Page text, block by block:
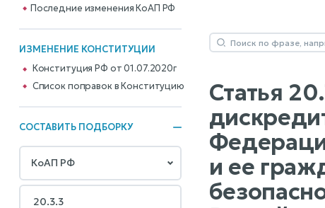
Последние изменения КоАП РФ
ИЗМЕНЕНИЕ КОНСТИТУЦИИ
Конституция РФ от 01.07.2020г
Cписок поправок в Конституцию
СОСТАВИТЬ ПОДБОРКУ
Статья
и ее